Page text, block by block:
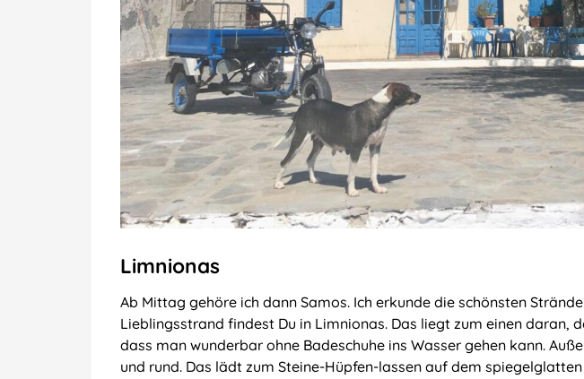
Limnionas
Ab Mittag gehöre ich dann Samos. Ich erkunde die schönsten
Lieblingsstrand findest Du in Limnionas. Das liegt zum einen daran,
dass man wunderbar ohne Badeschuhe ins Wasser gehen kann.
und rund. Das lädt zum Steine-Hüpfen-lassen auf dem